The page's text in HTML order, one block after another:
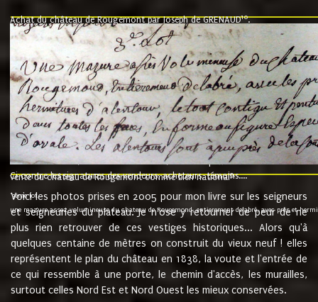
Achat du château de Rougemont par Joseph de GRENAUD10.
"l'an mil six cent soixante treze le ving neuvième jour du mois de
nommé fut présent Messire Claude Guillaume de Moyriat chevalier baron
vend, purement simplement et irrevocablement a monseigneur monsieur
et chavannes conseiller du roy au parlement de Bourgogne, present et
que le dit seigneur Baron de la Vellière a sur ses hommes, indivisables et
de la Velliere tout ainsi et comme le dit seigneur Baron et ses
présent......"
suivent les rentes, donation des terriers, etc... au prix de 880 livre louis
Ci contre les signatures des vendeurs, acheteurs, témoins....
vente du château de Rougemont comme bien national9.
"3ème lot
une mazure assez volumineuse du chateau de Rougemond, entierement delabré, avec près et
Voici les photos prises en 2005 pour mon livre sur les seigneurs
et seigneuries du plateau. Je n'ose y retourner de peur de ne
plus rien retrouver de ces vestiges historiques... Alors qu'à
quelques centaine de mètres on construit du vieux neuf ! elles
représentent le plan du château en 1838, la voute et l'entrée de
ce qui ressemble à une porte, le chemin d'accès, les murailles,
surtout celles Nord Est et Nord Ouest les mieux conservées.